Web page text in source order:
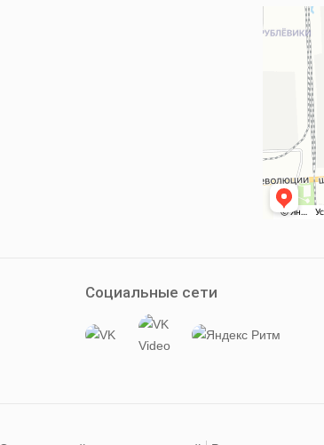
Социальные сети